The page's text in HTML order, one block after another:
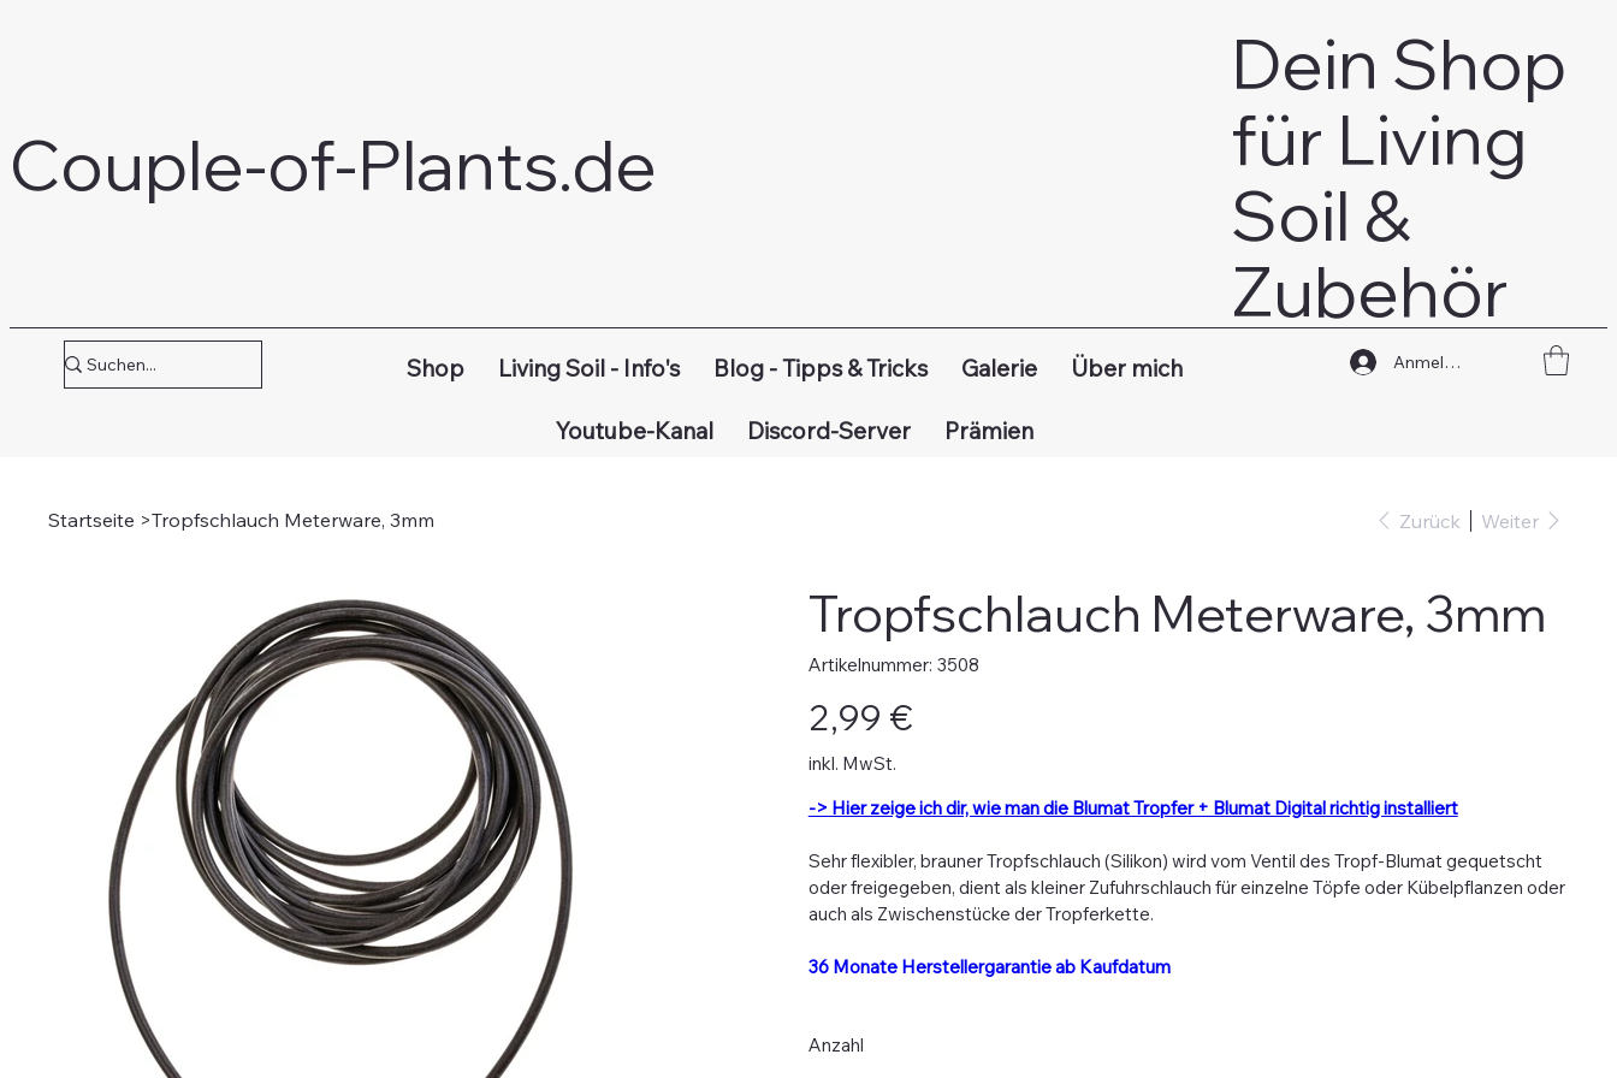
Couple-of-Plants.de
Dein Shop
für Living
Soil &
Zubehör
Shop Living Soil - Info's Blog - Tipps & Tricks Galerie Über mich
Youtube-Kanal Discord-Server Prämien
Anmelden
Startseite >Tropfschlauch Meterware, 3mm Zurück Weiter
Tropfschlauch Meterware, 3mm
Artikelnummer: Artikelnummer:
3508
3508
2,99 €
inkl. MwSt.
-> Hier zeige ich dir, wie man die Blumat Tropfer + Blumat Digital richtig installiert
Sehr flexibler, brauner Tropfschlauch (Silikon) wird vom Ventil des Tropf-Blumat gequetscht
oder freigegeben, dient als kleiner Zufuhrschlauch für einzelne Töpfe oder Kübelpflanzen oder
auch als Zwischenstücke der Tropferkette.
36 Monate Herstellergarantie ab Kaufdatum
Anzahl